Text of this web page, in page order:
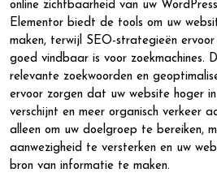
online zichtbaarheid van uw
Elementor biedt de tools om uw
maken, terwijl SEO-strategieën
goed vindbaar is voor zoekmachines.
relevante zoekwoorden en
ervoor zorgen dat uw website hoger
verschijnt en meer organisch verkeer
alleen om uw doelgroep te bereiken,
aanwezigheid te versterken en uw
bron van informatie te maken.